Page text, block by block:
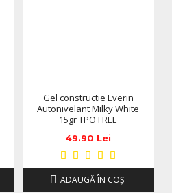
Gel constructie Everin
Autonivelant Milky White
15gr TPO FREE
49.90 Lei
ADAUGĂ ÎN COŞ